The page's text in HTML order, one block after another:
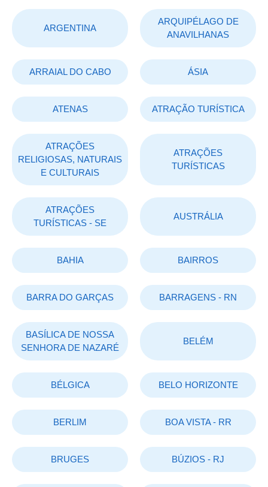
ARGENTINA
ARQUIPÉLAGO DE
ANAVILHANAS
ARRAIAL DO CABO ÁSIA
ATENAS ATRAÇÃO TURÍSTICA
ATRAÇÕES
RELIGIOSAS, NATURAIS
E CULTURAIS
ATRAÇÕES
TURÍSTICAS
ATRAÇÕES
TURÍSTICAS - SE
AUSTRÁLIA
BAHIA BAIRROS
BARRA DO GARÇAS BARRAGENS - RN
BASÍLICA DE NOSSA
SENHORA DE NAZARÉ
BELÉM
BÉLGICA BELO HORIZONTE
BERLIM BOA VISTA - RR
BRUGES BÚZIOS - RJ